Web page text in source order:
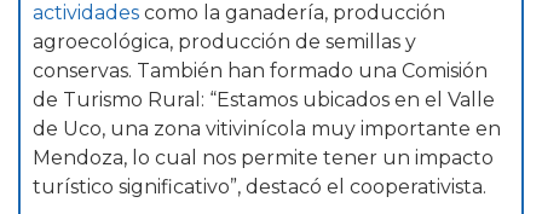
actividades como la ganadería, producción
agroecológica, producción de semillas y
conservas. También han formado una Comisión
de Turismo Rural: “Estamos ubicados en el Valle
de Uco, una zona vitivinícola muy importante en
Mendoza, lo cual nos permite tener un impacto
turístico significativo”, destacó el cooperativista.